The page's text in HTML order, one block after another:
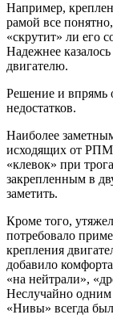
Например,
рамой все
«скрутит» ли его
Надежнее
двигателю.
Решение и впрямь
недостатков.
Наиболее
исходящих от РПМ
«клевок» при
закрепленным в
заметить.
Кроме того,
потребовало
крепления
добавило
«на нейтрали»,
Неслучайно
«Нивы» всегда